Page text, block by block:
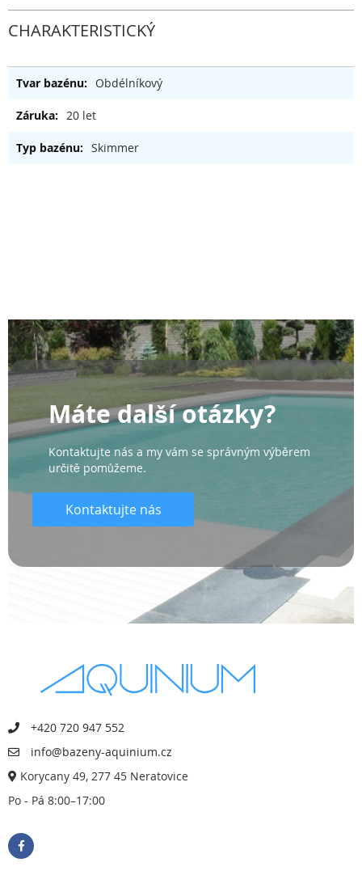
CHARAKTERISTICKÝ
Obdélníkový
20 let
Skimmer
Máte další otázky?
Kontaktujte nás a my vám se správným výběrem
určitě pomůžeme.
Kontaktujte nás
+420 720 947 552
info@bazeny-aquinium.cz
Korycany 49, 277 45 Neratovice
Po - Pá 8:00–17:00